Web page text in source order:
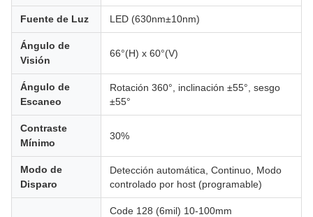
Fuente de Luz LED (630nm±10nm)
Ángulo de
Visión
66°(H) x 60°(V)
Ángulo de
Escaneo
Rotación 360°, inclinación ±55°, sesgo
±55°
Contraste
Mínimo
30%
Modo de
Disparo
Detección automática, Continuo, Modo
controlado por host (programable)
Code 128 (6mil) 10-100mm